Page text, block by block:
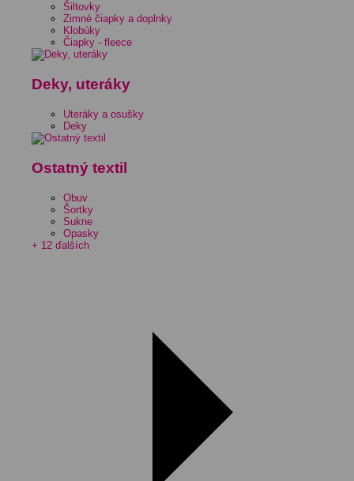
Šiltovky
Zimné čiapky a doplnky
Klobúky
Čiapky - fleece
Deky, uteráky
Uteráky a osušky
Deky
Ostatný textil
Obuv
Šortky
Sukne
Opasky
+ 12 ďalších